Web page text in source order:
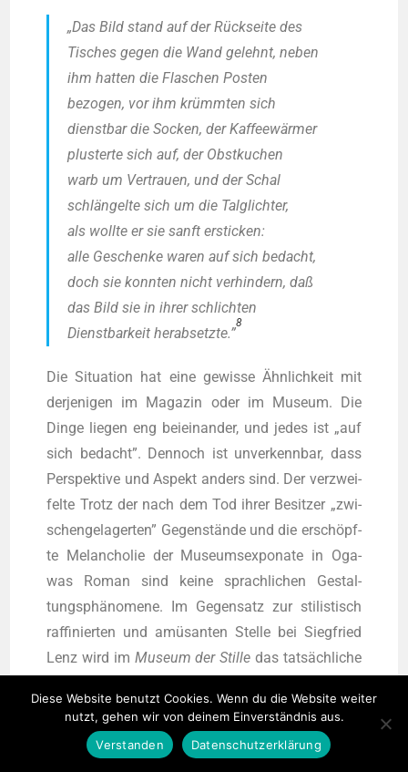
„Das Bild stand auf der Rück­sei­te des
Tisches gegen die Wand gelehnt, neben
ihm hat­ten die Fla­schen Pos­ten
bezo­gen, vor ihm krümm­ten sich
dienst­bar die Socken, der Kaf­fee­wär­mer
plus­ter­te sich auf, der Obst­ku­chen
warb um Ver­trau­en, und der Schal
schlän­gel­te sich um die Talg­lich­ter,
als woll­te er sie sanft ersti­cken:
alle Geschen­ke waren auf sich bedacht,
doch sie konn­ten nicht ver­hin­dern, daß
das Bild sie in ihrer schlich­ten
Dienst­bar­keit her­ab­setz­te.”
8
Die Situa­ti­on hat eine gewis­se Ähn­lich­keit mit
der­je­ni­gen im Maga­zin oder im Muse­um. Die
Din­ge lie­gen eng bei­ein­an­der, und jedes ist „auf
sich bedacht”. Den­noch ist unver­kenn­bar, dass
Per­spek­ti­ve und Aspekt anders sind. Der ver­zwei­
fel­te Trotz der nach dem Tod ihrer Besit­zer „zwi­
schen­ge­la­ger­ten” Gegen­stän­de und die erschöpf­
te Melan­cho­lie der Muse­ums­expo­na­te in Oga­
was Roman sind kei­ne sprach­li­chen Gestal­
tungs­phä­no­me­ne. Im Gegen­satz zur sti­lis­tisch
raf­fi­nier­ten und amü­san­ten Stel­le bei Sieg­fried
Lenz wird im Muse­um der Stil­le das tat­säch­li­che
Batterien im Mondschein
Diese Website benutzt Cookies. Wenn du die Website weiter
nutzt, gehen wir von deinem Einverständnis aus.
Verstanden
Datenschutzerklärung